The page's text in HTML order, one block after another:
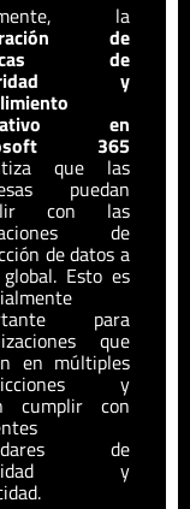
la
de
de
y
en
365
que las
puedan
con las
de
de datos a
Esto es
para
que
en múltiples
y
cumplir con
de
y